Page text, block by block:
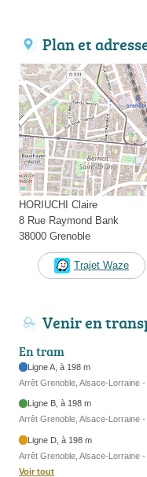
Plan et
HORIUCHI Claire
8 Rue Raymond Bank
38000 Grenoble
Trajet Waze
Venir en
En tram
Ligne A, à 198 m
Arrêt Grenoble, Alsace-Lorraine
Ligne B, à 198 m
Arrêt Grenoble, Alsace-Lorraine
Ligne D, à 198 m
Arrêt Grenoble, Alsace-Lorraine
Voir tout